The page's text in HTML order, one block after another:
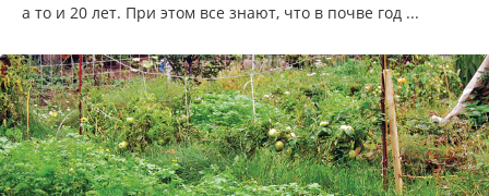
а то и 20 лет. При этом все знают, что в почве год ...